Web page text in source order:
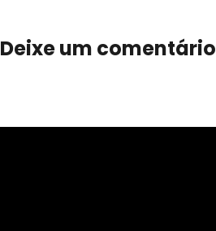
Deixe um comentário